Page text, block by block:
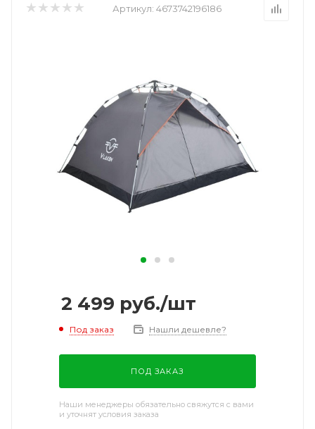
Артикул: 4673742196186
2 499 руб./шт
Под заказ Нашли дешевле?
ПОД ЗАКАЗ
Наши менеджеры обязательно свяжутся с вами
и уточнят условия заказа